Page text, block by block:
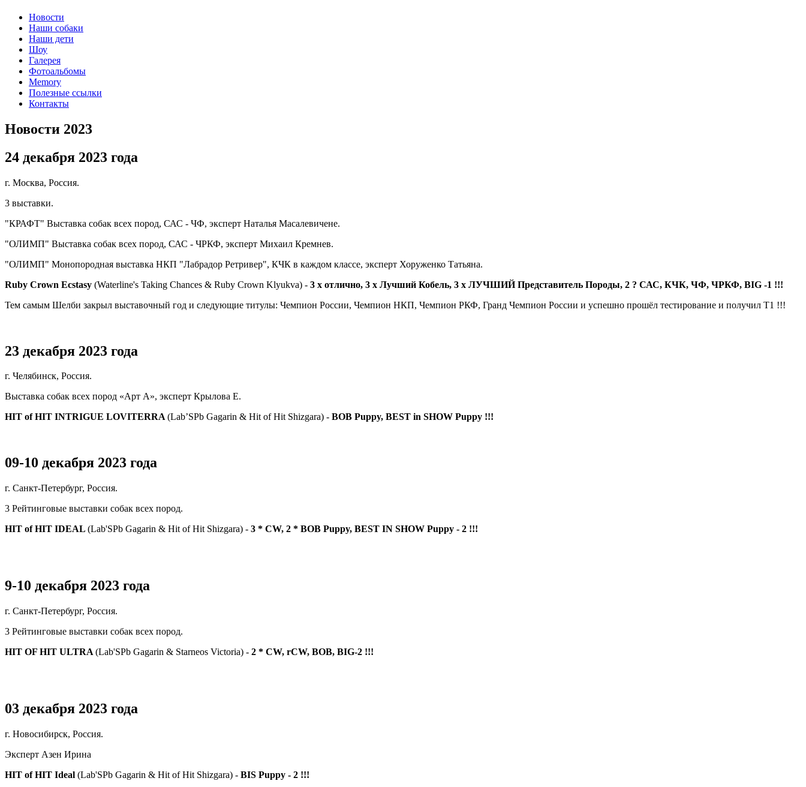
Новости
Наши собаки
Наши дети
Шоу
Галерея
Фотоальбомы
Memory
Полезные ссылки
Контакты
Новости 2023
24 декабря 2023 года
г. Москва, Россия.
3 выставки.
"КРАФТ" Выставка собак всех пород, САС - ЧФ, эксперт Наталья Масалевичене.
"ОЛИМП" Выставка собак всех пород, САС - ЧРКФ, эксперт Михаил Кремнев.
"ОЛИМП" Монопородная выставка НКП "Лабрадор Ретривер", КЧК в каждом классе, эксперт Хоруженко Татьяна.
Ruby Crown Ecstasy (Waterline's Taking Chances & Ruby Crown Klyukva) - 3 x отлично, 3 x Лучший Кобель, 3 x ЛУЧШИЙ Представитель Породы, 2 ? САС, КЧК, ЧФ, ЧРКФ, BIG -1 !!!
Тем самым Шелби закрыл выставочный год и следующие титулы: Чемпион России, Чемпион НКП, Чемпион РКФ, Гранд Чемпион России и успешно прошёл тестирование и получил Т1 !!!
23 декабря 2023 года
г. Челябинск, Россия.
Выставка собак всех пород «Арт А», эксперт Крылова Е.
HIT of HIT INTRIGUE LOVITERRA(Lab’SPb Gagarin & Hit of Hit Shizgara) - BOB Puppy, BEST in SHOW Puppy !!!
09-10 декабря 2023 года
г. Санкт-Петербург, Россия.
3 Рейтинговые выставки собак всех пород.
HIT of HIT IDEAL (Lab'SPb Gagarin & Hit of Hit Shizgara) - 3 * CW, 2 * BOB Puppy, BEST IN SHOW Puppy - 2 !!!
9-10 декабря 2023 года
г. Санкт-Петербург, Россия.
3 Рейтинговые выставки собак всех пород.
HIT OF HIT ULTRA (Lab'SPb Gagarin & Starneos Victoria) - 2 * CW, rCW, BOB, BIG-2 !!!
03 декабря 2023 года
г. Новосибирск, Россия.
Эксперт Азен Ирина
HIT of HIT Ideal (Lab'SPb Gagarin & Hit of Hit Shizgara) - BIS Puppy - 2 !!!